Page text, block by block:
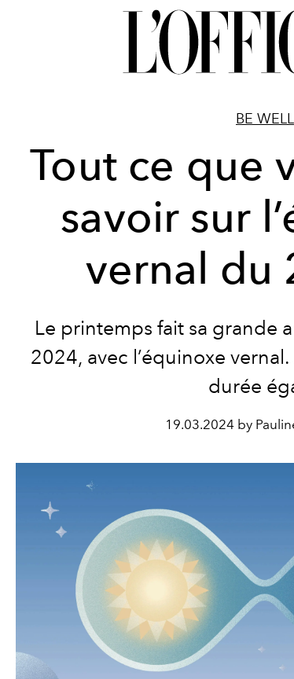
BE WELL
Tout ce que
savoir sur
vernal du
Le printemps fait sa grande
2024, avec l’équinoxe
durée
19.03.2024 by